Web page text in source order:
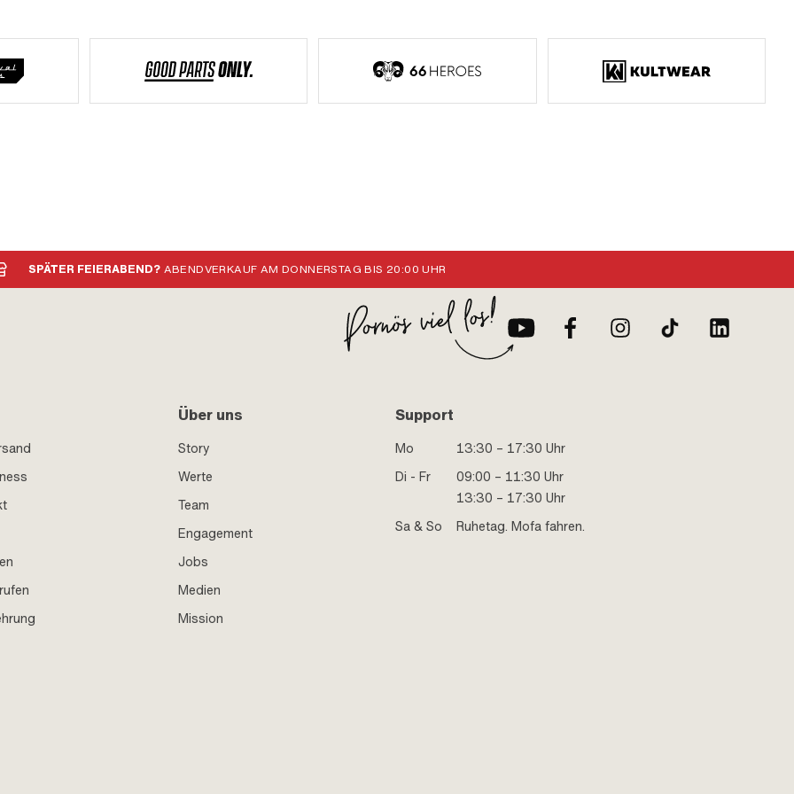
SPÄTER FEIERABEND? ABENDVERKAUF AM DONNERSTAG BIS 20:00 UHR
Über uns
Story
Werte
Team
Engagement
Jobs
Medien
Mission
Support
Mo
13:30 – 17:30 Uhr
Di - Fr
09:00 – 11:30 Uhr
13:30 – 17:30 Uhr
Sa & So
Ruhetag. Mofa fahren.